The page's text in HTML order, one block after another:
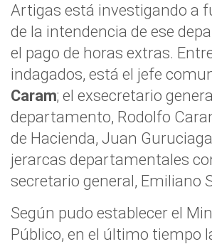
Artigas está investigando a
de la intendencia de ese
el pago de horas extras.
indagados, está el jefe
Caram; el exsecretario
departamento, Rodolfo
de Hacienda, Juan
jerarcas departamentales
secretario general, Emiliano
Según pudo establecer el
Público, en el último tiempo